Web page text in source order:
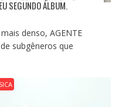
SEGUNDO ÁLBUM.
denso, AGENTE
subgêneros que